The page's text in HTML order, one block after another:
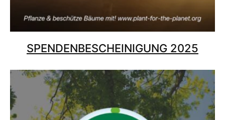
SPENDENBESCHEINIGUNG 2025